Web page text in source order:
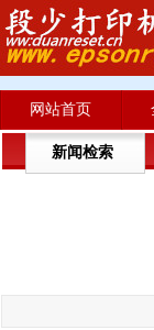
网站首页
新闻检索